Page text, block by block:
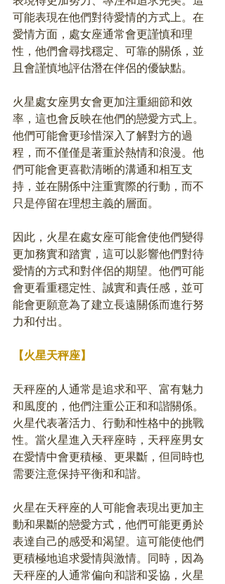
可能表現在他們對待愛情的方式上。在
愛情方面，處女座通常會更謹慎和理
性，他們會尋找穩定、可靠的關係，並
且會謹慎地評估潛在伴侶的優缺點。
火星處女座男女會更加注重細節和效
率，這也會反映在他們的戀愛方式上。
他們可能會更珍惜深入了解對方的過
程，而不僅僅是著重於熱情和浪漫。他
們可能會更喜歡清晰的溝通和相互支
持，並在關係中注重實際的行動，而不
只是停留在理想主義的層面。
因此，火星在處女座可能會使他們變得
更加務實和踏實，這可以影響他們對待
愛情的方式和對伴侶的期望。他們可能
會更看重穩定性、誠實和責任感，並可
能會更願意為了建立長遠關係而進行努
力和付出。
【火星天秤座】
天秤座的人通常是追求和平、富有魅力
和風度的，他們注重公正和和諧關係。
火星代表著活力、行動和性格中的挑戰
性。當火星進入天秤座時，天秤座男女
在愛情中會更積極、更果斷，但同時也
需要注意保持平衡和和諧。
火星在天秤座的人可能會表現出更加主
動和果斷的戀愛方式，他們可能更勇於
表達自己的感受和渴望。這可能使他們
更積極地追求愛情與激情。同時，因為
天秤座的人通常偏向和諧和妥協，火星